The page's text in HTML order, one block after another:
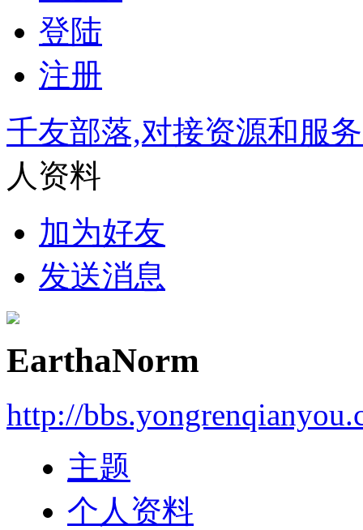
登陆
注册
千友部落,对接资源和服
人资料
加为好友
发送消息
EarthaNorm
http://
主题
个人资料